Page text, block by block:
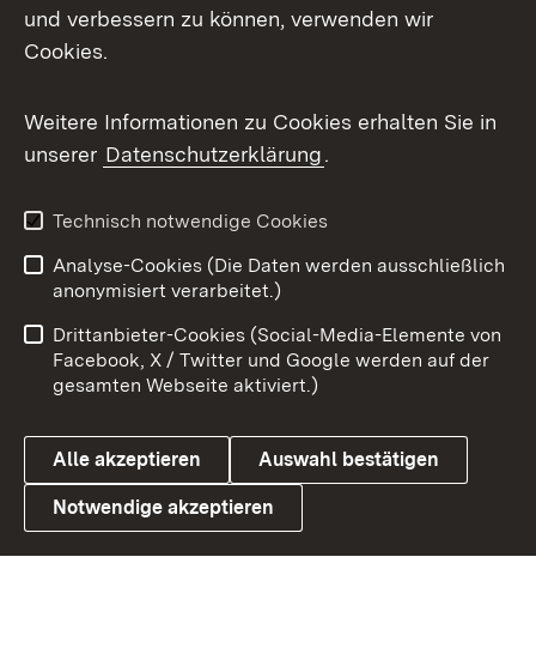
Facebook
X / Twitter
Youtube
Link zum Landesportal
Impressum
Kontakt
Barrierefreiheit
Datenschutz
Cookies
und verbessern zu können, verwenden wir
Cookies.
Weitere Informationen zu Cookies erhalten Sie in
unserer Datenschutzerklärung.
Technisch notwendige Cookies
Analyse-Cookies (Die Daten werden ausschließlich
anonymisiert verarbeitet.)
Drittanbieter-Cookies (Social-Media-Elemente von
Facebook, X / Twitter und Google werden auf der
gesamten Webseite aktiviert.)
Alle akzeptieren Auswahl bestätigen
Notwendige akzeptieren